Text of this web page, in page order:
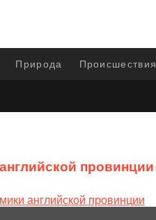
Природа Происшествия
провинции